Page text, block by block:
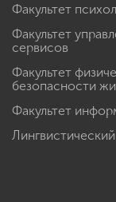
Факультет
Факультет
сервисов
Факультет
безопасности
Факультет